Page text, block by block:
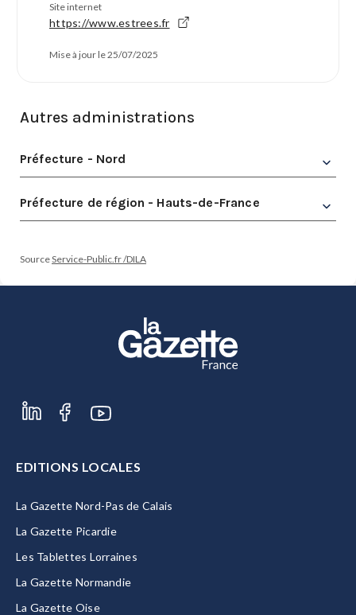
Site internet
https://www.estrees.fr
Mise à jour le 25/07/2025
Autres administrations
Préfecture - Nord
Préfecture de région - Hauts-de-France
SourceService-Public.fr /DILA
EDITIONS LOCALES
La Gazette Nord-Pas de Calais
La Gazette Picardie
Les Tablettes Lorraines
La Gazette Normandie
La Gazette Oise